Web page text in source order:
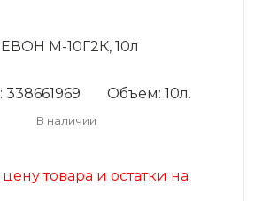
М-10Г2К, 10л
338661969 Объем: 10л.
В наличии
товара и остатки на